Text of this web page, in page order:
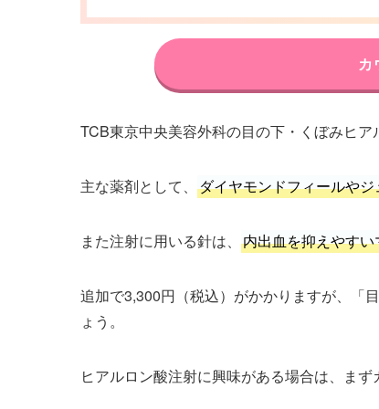
カ
TCB東京中央美容外科の目の下・くぼみヒア
主な薬剤として、 ダイヤモンドフィールや
また注射に用いる針は、 内出血を抑えやす
追加で3,300円（税込）がかかりますが、「
ょう。
ヒアルロン酸注射に興味がある場合は、ま